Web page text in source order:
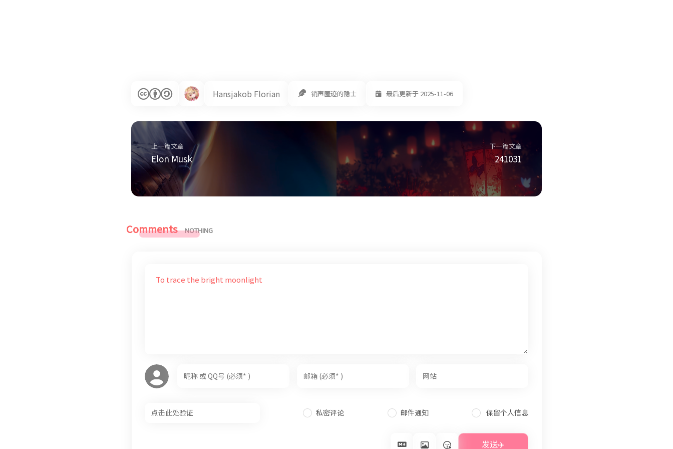
Hansjakob Florian 销声匿迹的隐士 最后更新于 2025-11-06
上一篇文章
Elon Musk
下一篇文章
241031
Comments NOTHING
To trace the bright moonlight
私密评论 邮件通知 保留个人信息